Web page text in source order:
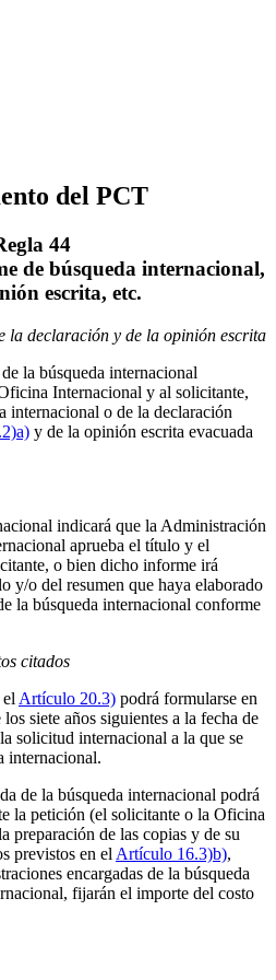
del PCT
44
de búsqueda internacional,
escrita, etc.
la declaración y de la opinión escrita
la búsqueda internacional
Internacional y al solicitante,
internacional o de la declaración
y de la opinión escrita evacuada
indicará que la Administración
aprueba el título y el
o bien dicho informe irá
y/o del resumen que haya elaborado
la búsqueda internacional conforme
citados
Artículo 20.3) podrá formularse en
siete años siguientes a la fecha de
solicitud internacional a la que se
internacional.
de la búsqueda internacional podrá
la petición (el solicitante o la Oficina
preparación de las copias y de su
previstos en el Artículo 16.3)b),
encargadas de la búsqueda
fijarán el importe del costo